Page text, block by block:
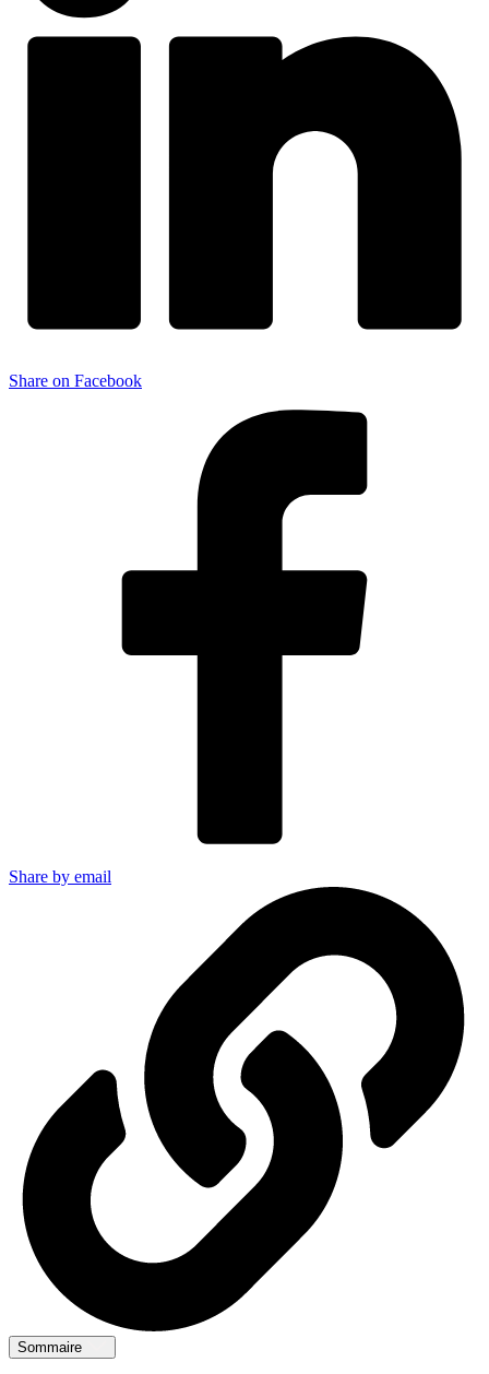
Share on Facebook
Share by email
Sommaire